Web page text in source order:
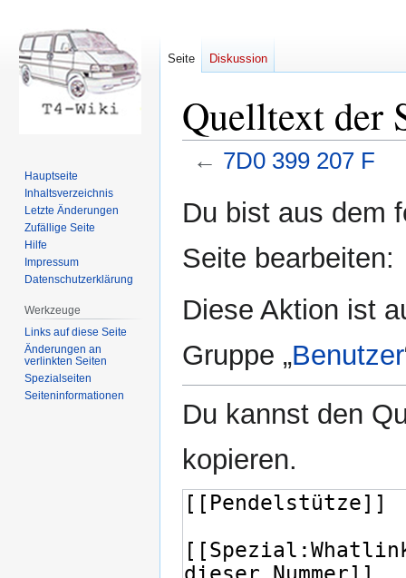
Quelltext der
← 7D0 399 207 F
Navigation
Suche
Du bist aus dem
Seite bearbeiten:
Diese Aktion ist
Gruppe „Benutzer
Du kannst den
kopieren.
Seite Diskussion
Hauptseite
Inhaltsverzeichnis
Letzte Änderungen
Zufällige Seite
Hilfe
Impressum
Datenschutzerklärung
Werkzeuge
Links auf diese Seite
Änderungen an
verlinkten Seiten
Spezialseiten
Seiten­informationen